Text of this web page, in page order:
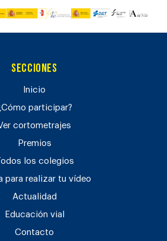
Secciones
Inicio
participar?
cortometrajes
Premios
Todos los colegios
para realizar tu vídeo
Actualidad
Educación vial
Contacto